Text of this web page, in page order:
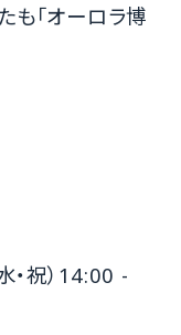
も「オーロラ博
祝）14:00 -